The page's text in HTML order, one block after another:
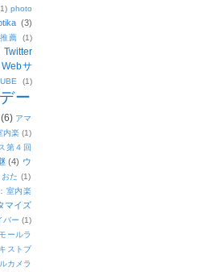
photo
(3)
薦
(1)
Twitter
Webサ
(1)
ー
(6) アマ
内楽 (1)
第４回
(4) ウ
おた (1)
室内楽
マイズ
バー (1)
ールラ
ストブ
カメラ